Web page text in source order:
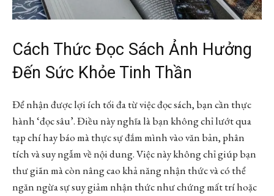
Cách Thức Đọc Sách Ảnh Hưởng
Đến Sức Khỏe Tinh Thần
Để nhận được lợi ích tối đa từ việc đọc sách, bạn cần thực
hành ‘đọc sâu’. Điều này nghĩa là bạn không chỉ lướt qua
tạp chí hay báo mà thực sự đắm mình vào văn bản, phân
tích và suy ngẫm về nội dung. Việc này không chỉ giúp bạn
thư giãn mà còn nâng cao khả năng nhận thức và có thể
ngăn ngừa sự suy giảm nhận thức như chứng mất trí hoặc